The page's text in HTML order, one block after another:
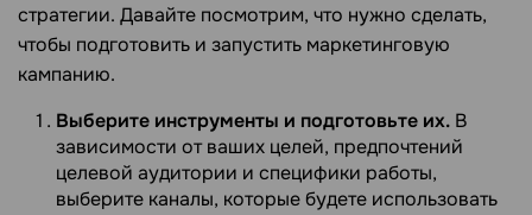
стратегии. Давайте посмотрим, что нужно сделать,
чтобы подготовить и запустить маркетинговую
кампанию.
Выберите инструменты и подготовьте их. В
зависимости от ваших целей, предпочтений
целевой аудитории и специфики работы,
выберите каналы, которые будете использовать